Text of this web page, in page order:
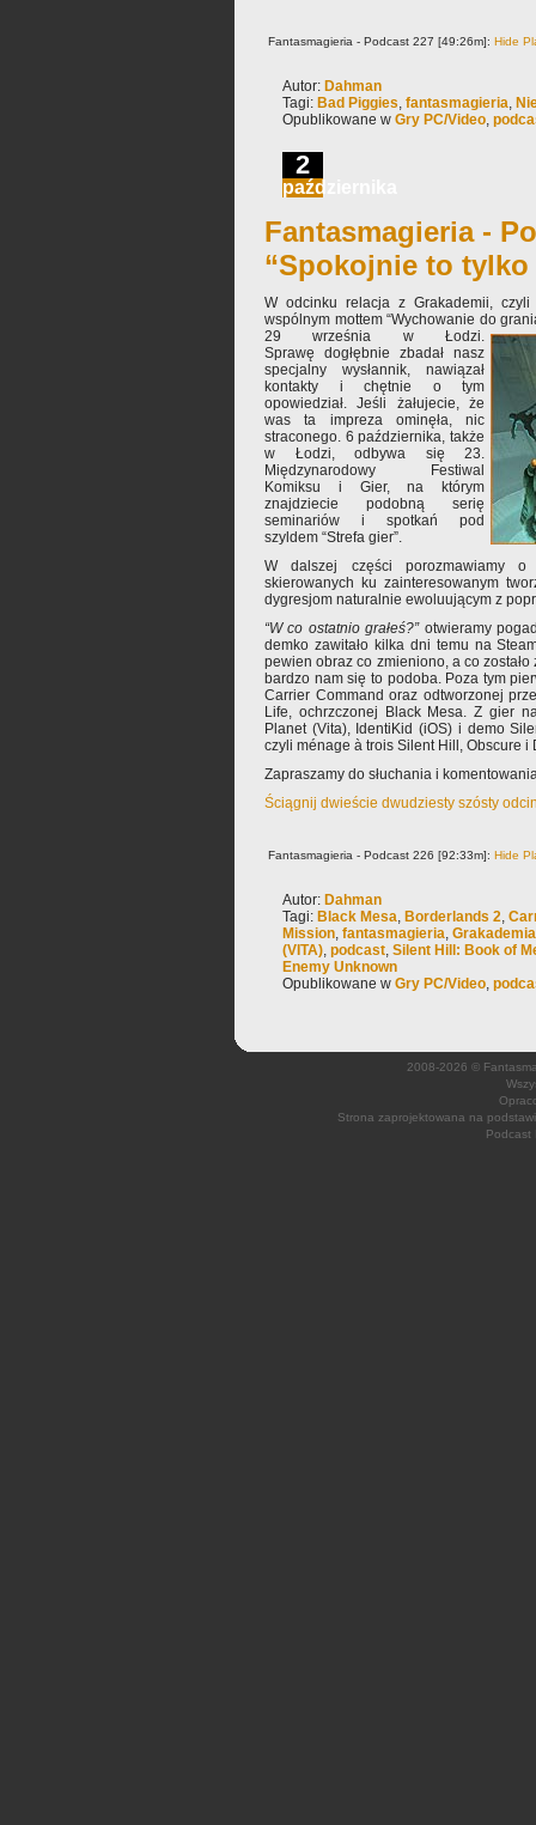
Fantasmagieria - Podcast 227 [49:26m]: Hide
Autor: Dahman
Tagi: Bad Piggies, fantasmagieria,
Opublikowane w Gry PC/Video,
2
października
Fantasmagieria -
“Spokojnie to tylko
W odcinku relacja z Grakademii,
wspólnym mottem “Wychowanie do
29 września w Łodzi.
Sprawę dogłębnie zbadał nasz
specjalny wysłannik, nawiązał
kontakty i chętnie o tym
opowiedział. Jeśli żałujecie, że
was ta impreza ominęła, nic
straconego. 6 października, także
w Łodzi, odbywa się 23.
Międzynarodowy Festiwal
Komiksu i Gier, na którym
znajdziecie podobną serię
seminariów i spotkań pod
szyldem “Strefa gier”.
W dalszej części porozmawiamy o
skierowanych ku zainteresowanym
dygresjom naturalnie ewoluującym z
“W co ostatnio grałeś?”otwieramy
demko zawitało kilka dni temu na
pewien obraz co zmieniono, a co
bardzo nam się to podoba. Poza tym
Carrier Command oraz odtworzonej
Life, ochrzczonej Black Mesa. Z gier
Planet (Vita), IdentiKid (iOS) i demo
czyli ménage à trois Silent Hill, Obscure i
Zapraszamy do słuchania i
Ściągnij dwieście dwudziesty szósty
Fantasmagieria - Podcast 226 [92:33m]: Hide
Autor: Dahman
Tagi: Black Mesa, Borderlands 2,
Mission, fantasmagieria, Grakademia
(VITA), podcast, Silent Hill: Book of
Enemy Unknown
Opublikowane w Gry PC/Video,
2008-2026 ©
Strona zaprojektowana na
Podcast